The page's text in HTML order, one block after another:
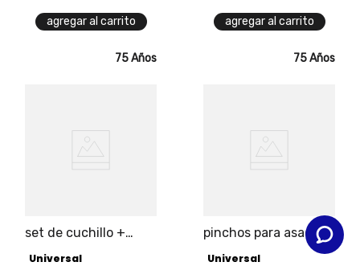
agregar al carrito agregar al carrito
75 Años
set de cuchillo +
Universal
75 Años
pinchos para asados
y mazorcas universal
Universal